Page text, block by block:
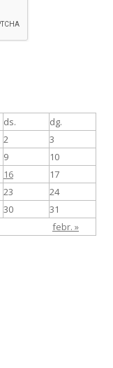
ds. dg.
febr. »
2
3
9
10
16
17
23
24
30 31